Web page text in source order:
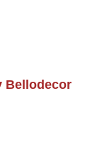
Bellodecor